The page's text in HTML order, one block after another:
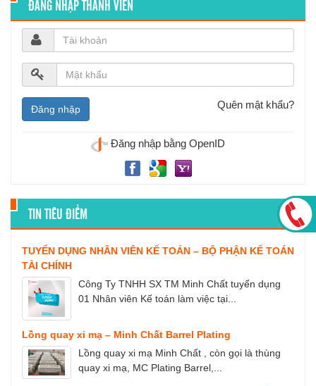
ĐĂNG NHẬP THÀNH VIÊN
Quên mật khẩu?
Đăng nhập bằng OpenID
TIN TIÊU ĐIỂM
TUYỂN DỤNG NHÂN VIÊN KẾ TOÁN – BỘ PHẬN KẾ TOÁN
TÀI CHÍNH
Công Ty TNHH SX TM Minh Chất tuyển dụng
01 Nhân viên Kế toán làm việc tại...
Lồng quay xi mạ – Minh Chất Barrel Plating
Lồng quay xi mạ Minh Chất , còn gọi là thùng
quay xi mạ, MC Plating Barrel,...